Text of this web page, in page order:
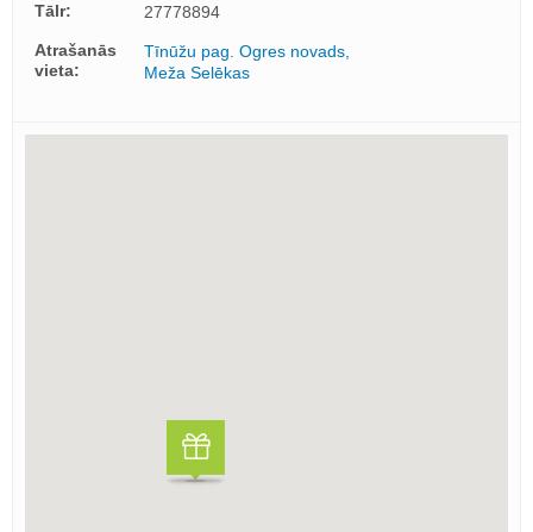
Tālr:
27778894
Atrašanās
vieta:
Tīnūžu pag. Ogres novads,
Meža Selēkas